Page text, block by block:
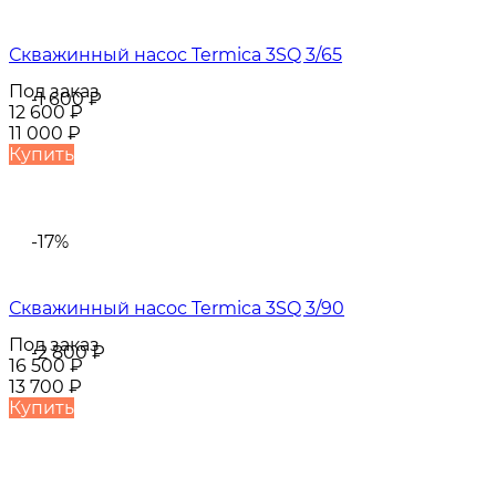
-1 600₽
Скважинный насос Termica 3SQ 3/65
Под заказ
12 600₽
11 000 ₽
Купить
-17%
-2 800₽
Скважинный насос Termica 3SQ 3/90
Под заказ
16 500₽
13 700 ₽
Купить